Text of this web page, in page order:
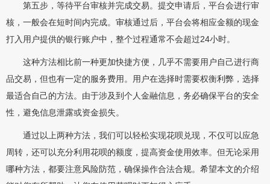
第五步，等待平台审核并完成交易。提交申请后，平台会进行审
核，一般会在短时间内完成。审核通过后，平台会将相应金额的现金
打入用户提供的银行账户中，整个过程通常不会超过24小时。
这种方法相比前一种更加快捷方便，几乎不需要用户自己进行商
品交易，但也有一定的服务费用。用户在选择时需要权衡利弊，选择
最适合自己的方法。由于涉及到个人金融信息，务必确保平台的安全
性，避免信息泄露或资金损失。
通过以上两种方法，我们可以轻松实现花呗兑现，不仅可以应急
周转，还可以充分利用花呗的额度，提高资金使用效率。但无论采用
哪种方法，都要注意风险防范，确保操作合法合规。希望本文的介绍